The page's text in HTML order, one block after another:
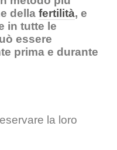
della fertilità, e
in tutte le
essere
prima e durante
la loro